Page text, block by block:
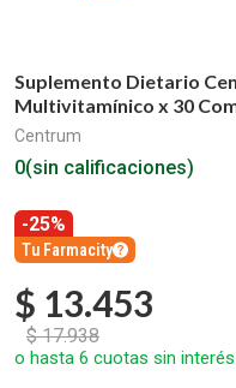
Suplemento Dietario
Multivitamínico x 30
Centrum
0(sin calificaciones)
-25%
Tu Farmacity
$ 13.453
$ 17.938
o hasta 6 cuotas sin
8 protector solar
9. serum elvive
10.nyx